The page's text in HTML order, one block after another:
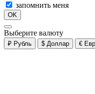
запомнить меня
OK
Выберите валюту
₽ Рубль $ Доллар €